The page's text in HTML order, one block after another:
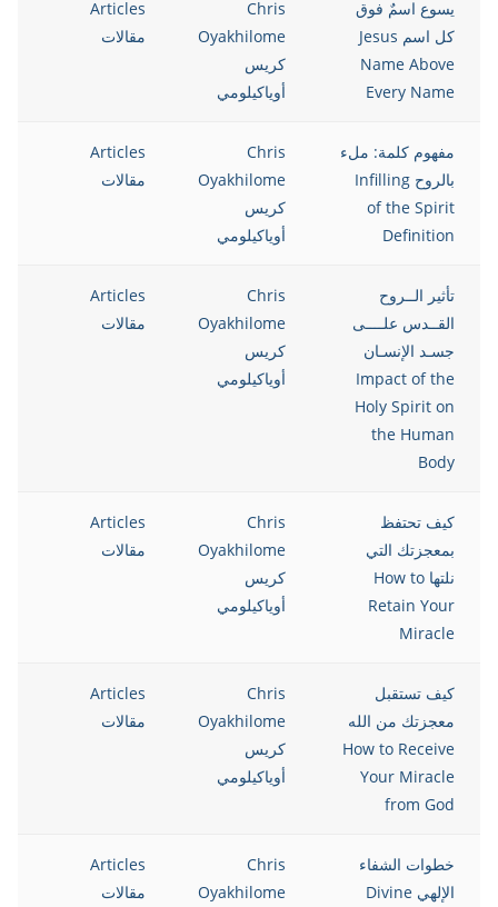
يسوع اسمٌ فوق
كل اسم Jesus
Name Above
Every Name
Chris
Oyakhilome
كريس
أوياكيلومي
Articles
مقالات
مفهوم كلمة: ملء
بالروح Infilling
of the Spirit
Definition
Chris
Oyakhilome
كريس
أوياكيلومي
Articles
مقالات
تأثير الــروح
القــدس علــــى
جسـد الإنسـان
Impact of the
Holy Spirit on
the Human
Body
Chris
Oyakhilome
كريس
أوياكيلومي
Articles
مقالات
كيف تحتفظ
بمعجزتك التي
نلتها How to
Retain Your
Miracle
Chris
Oyakhilome
كريس
أوياكيلومي
Articles
مقالات
كيف تستقبل
معجزتك من الله
How to Receive
Your Miracle
from God
Chris
Oyakhilome
كريس
أوياكيلومي
Articles
مقالات
خطوات الشفاء
الإلهي Divine
Chris
Oyakhilome
Articles
مقالات